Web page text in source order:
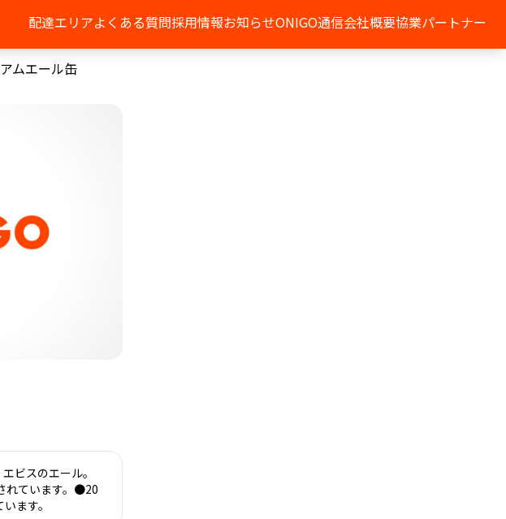
配達エリアよくある質問採用情報お知らせONIGO通信会社概要協業パートナー
ムエール缶
ビスのエール。
れています。●20
ます。